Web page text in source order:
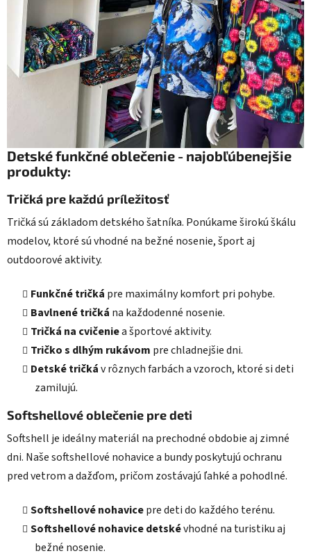
Detské funkčné oblečenie - najobľúbenejšie
produkty:
Tričká pre každú príležitosť
Tričká sú základom detského šatníka. Ponúkame širokú škálu
modelov, ktoré sú vhodné na bežné nosenie, šport aj
outdoorové aktivity.
Funkčné tričká pre maximálny komfort pri pohybe.
Bavlnené tričká na každodenné nosenie.
Tričká na cvičeniea športové aktivity.
Tričko s dlhým rukávom pre chladnejšie dni.
Detské tričkáv rôznych farbách a vzoroch, ktoré si deti
zamilujú.
Softshellové oblečenie pre deti
Softshell je ideálny materiál na prechodné obdobie aj zimné
dni. Naše softshellové nohavice a bundy poskytujú ochranu
pred vetrom a dažďom, pričom zostávajú ľahké a pohodlné.
Softshellové nohavicepre deti do každého terénu.
Softshellové nohavice detskévhodné na turistiku aj
bežné nosenie.